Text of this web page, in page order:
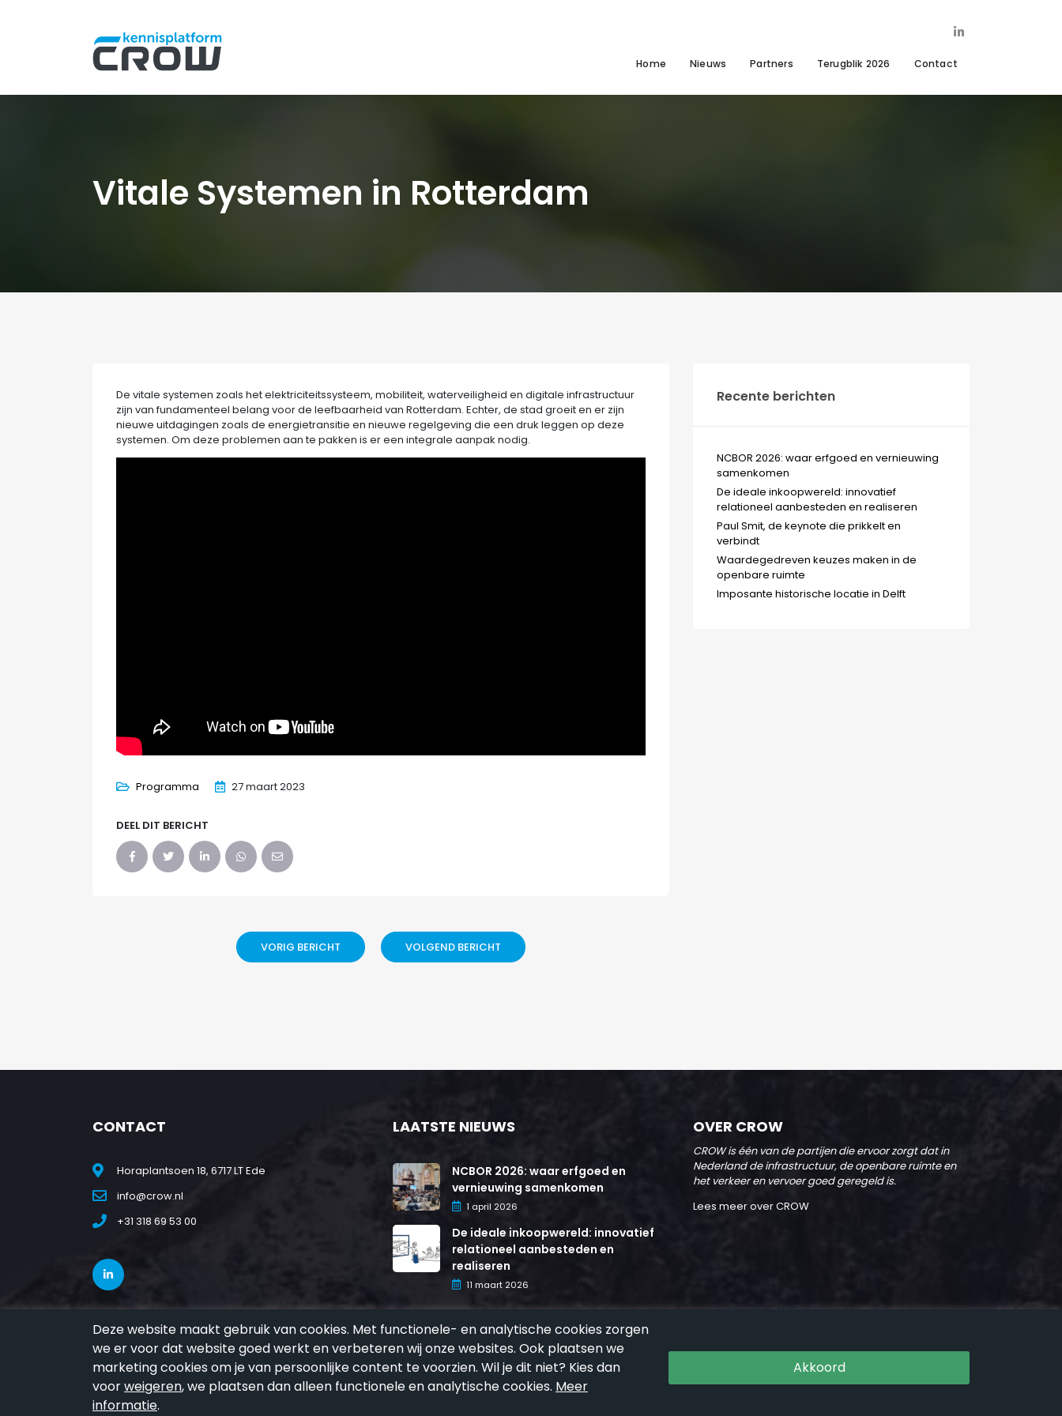
Home Nieuws Partners Terugblik 2026 Contact
Vitale Systemen in Rotterdam
De vitale systemen zoals het elektriciteitssysteem, mobiliteit, waterveiligheid en digitale infrastructuur
zijn van fundamenteel belang voor de leefbaarheid van Rotterdam. Echter, de stad groeit en er zijn
nieuwe uitdagingen zoals de energietransitie en nieuwe regelgeving die een druk leggen op deze
systemen. Om deze problemen aan te pakken is er een integrale aanpak nodig.
Programma 27 maart 2023
DEEL DIT BERICHT
VORIG BERICHT VOLGEND BERICHT
Recente berichten
NCBOR 2026: waar erfgoed en vernieuwing
samenkomen
De ideale inkoopwereld: innovatief
relationeel aanbesteden en realiseren
Paul Smit, de keynote die prikkelt en
verbindt
Waardegedreven keuzes maken in de
openbare ruimte
Imposante historische locatie in Delft
CONTACT
Horaplantsoen 18, 6717 LT Ede
info@crow.nl
+31 318 69 53 00
LAATSTE NIEUWS
NCBOR 2026: waar erfgoed en
vernieuwing samenkomen
1 april 2026
De ideale inkoopwereld: innovatief
relationeel aanbesteden en
realiseren
11 maart 2026
OVER CROW
CROW is één van de partijen die ervoor zorgt dat in
Nederland de infrastructuur, de openbare ruimte en
het verkeer en vervoer goed geregeld is.
Lees meer over CROW
Voorwaarden|Content|Disclaimer © Copyright 2020 CROW
Deze website maakt gebruik van cookies. Met functionele- en analytische cookies zorgen
we er voor dat website goed werkt en verbeteren wij onze websites. Ook plaatsen we
marketing cookies om je van persoonlijke content te voorzien. Wil je dit niet? Kies dan
voorweigeren, we plaatsen dan alleen functionele en analytische cookies. Meer
informatie.
Akkoord